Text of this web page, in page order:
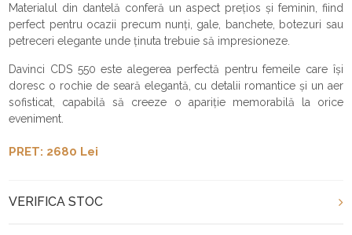
Materialul din dantelă conferă un aspect prețios și feminin, fiind
perfect pentru ocazii precum nunți, gale, banchete, botezuri sau
petreceri elegante unde ținuta trebuie să impresioneze.
Davinci CDS 550 este alegerea perfectă pentru femeile care își
doresc o rochie de seară elegantă, cu detalii romantice și un aer
sofisticat, capabilă să creeze o apariție memorabilă la orice
eveniment.
PRET: 2680 Lei
VERIFICA STOC